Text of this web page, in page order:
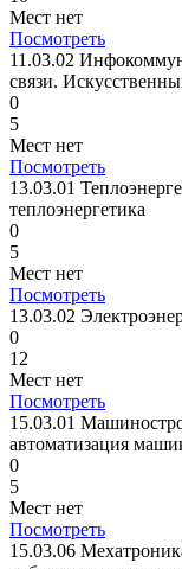
Мест нет
Посмотреть
11.03.02
связи.
0
5
Мест нет
Посмотреть
13.03.01
теплоэнергетика
0
5
Мест нет
Посмотреть
13.03.02
0
12
Мест нет
Посмотреть
15.03.01
автоматизация
0
5
Мест нет
Посмотреть
15.03.06